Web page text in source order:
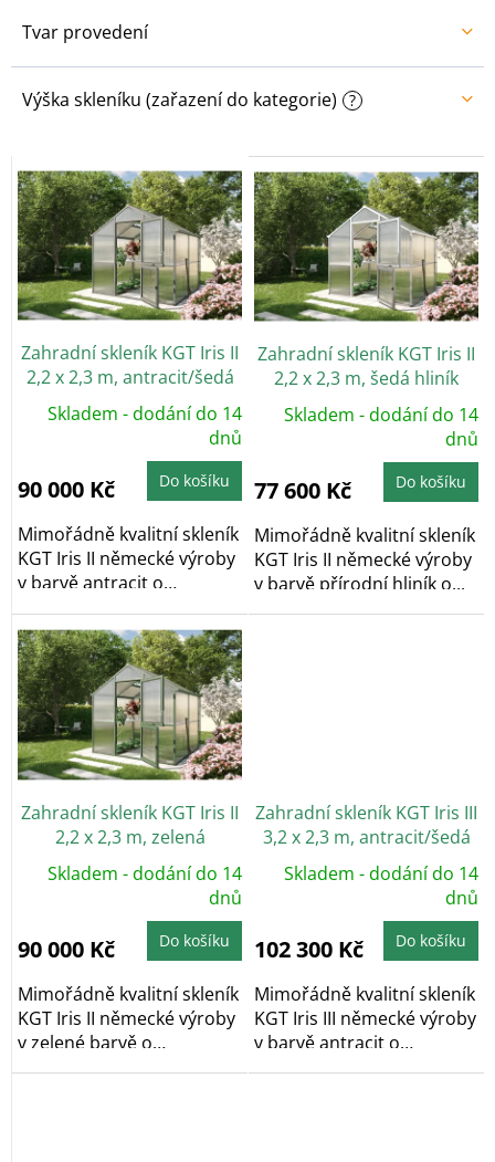
Tvar provedení
Výška skleníku (zařazení do kategorie) ?
V
ý
p
s
p
r
dZahradní skleník KGT Iris II
2,2 x 2,3 m, antracit/šedá
Skladem - dodání do 14
dnů
90 000 Kč Do košíku
Mimořádně kvalitní skleník
KGT Iris II německé výroby
v barvě antracit o
Zahradní skleník KGT Iris II
2,2 x 2,3 m, šedá hliník
Skladem - dodání do 14
dnů
77 600 Kč Do košíku
Mimořádně kvalitní skleník
KGT Iris II německé výroby
v barvě přírodní hliník o...
Zahradní skleník KGT Iris II
2,2 x 2,3 m, zelená
Skladem - dodání do 14
dnů
90 000 Kč Do košíku
Mimořádně kvalitní skleník
KGT Iris II německé výroby
v zelené barvě o
rozměrech 2,17 x...
Zahradní skleník KGT Iris III
3,2 x 2,3 m, antracit/šedá
Skladem - dodání do 14
dnů
102 300 Kč Do košíku
Mimořádně kvalitní skleník
KGT Iris III německé výroby
v barvě antracit o
rozměrech...